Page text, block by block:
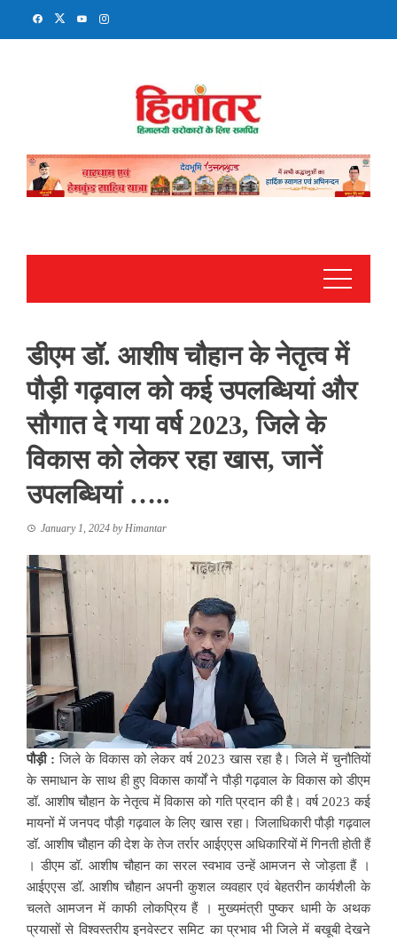
डीएम डॉ. आशीष चौहान के नेतृत्व में
पौड़ी गढ़वाल को कई उपलब्धियां और
सौगात दे गया वर्ष 2023, जिले के
विकास को लेकर रहा खास, जानें
उपलब्धियां …..
January 1, 2024 byHimantar
पौड़ी : जिले के विकास को लेकर वर्ष 2023 खास रहा है। जिले में चुनौतियों
के समाधान के साथ ही हुए विकास कार्यों ने पौड़ी गढ़वाल के विकास को डीएम
डॉ. आशीष चौहान के नेतृत्व में विकास को गति प्रदान की है। वर्ष 2023 कई
मायनों में जनपद पौड़ी गढ़वाल के लिए खास रहा। जिलाधिकारी पौड़ी गढ़वाल
डॉ. आशीष चौहान की देश के तेज तर्रार आईएएस अधिकारियों में गिनती होती हैं
। डीएम डॉ. आशीष चौहान का सरल स्वभाव उन्हें आमजन से जोड़ता हैं ।
आईएएस डॉ. आशीष चौहान अपनी कुशल व्यवहार एवं बेहतरीन कार्यशैली के
चलते आमजन में काफी लोकप्रिय हैं । मुख्यमंत्री पुष्कर धामी के अथक
प्रयासों से विश्वस्तरीय इनवेस्टर समिट का प्रभाव भी जिले में बखूबी देखने